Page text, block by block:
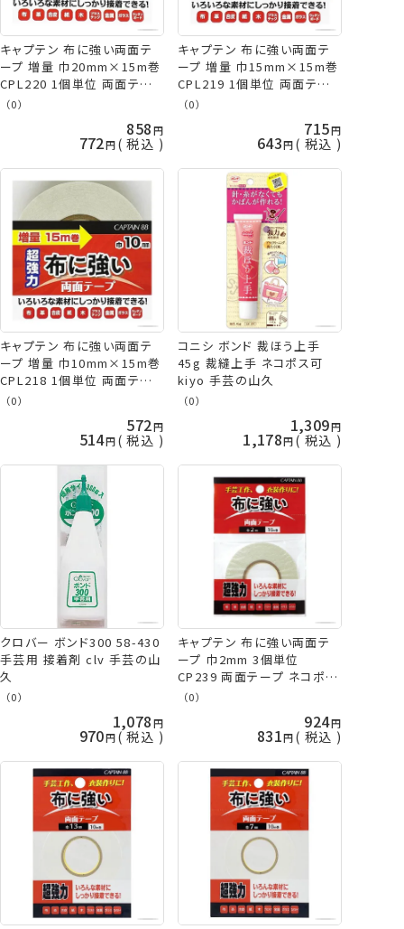
キャプテン 布に強い両面テ
ープ 増量 巾20mm×15m巻
CPL220 1個単位 両面テー
プ ネコポス可 手芸の山久
（0）
858
772 税込
キャプテン 布に強い両面テ
ープ 増量 巾15mm×15m巻
CPL219 1個単位 両面テー
プ ネコポス可 手芸の山久
（0）
715
643 税込
キャプテン 布に強い両面テ
ープ 増量 巾10mm×15m巻
CPL218 1個単位 両面テー
プ ネコポス可 手芸の山久
（0）
572
514 税込
コニシ ボンド 裁ほう上手
45g 裁縫上手 ネコポス可
kiyo 手芸の山久
（0）
1,309
1,178 税込
クロバー ボンド300 58-430
手芸用 接着剤 clv 手芸の山
久
（0）
1,078
970 税込
キャプテン 布に強い両面テ
ープ 巾2mm 3個単位
CP239 両面テープ ネコポス
可 手芸の山久
（0）
924
831 税込